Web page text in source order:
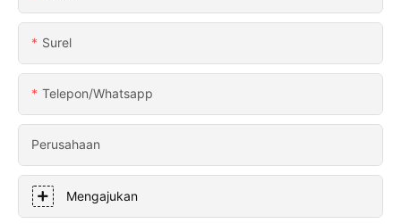
Surel
Telepon/whatsapp
Perusahaan
Mengajukan